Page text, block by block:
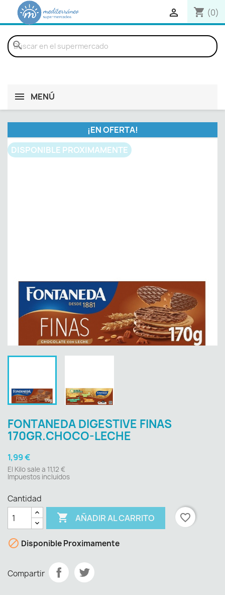
shopping_cart (0)

search
MENÚ
¡EN OFERTA!
DISPONIBLE PROXIMAMENTE
FONTANEDA DIGESTIVE FINAS
170GR.CHOCO-LECHE
1,99 €
El Kilo sale a 11,12 €
Impuestos incluidos
Cantidad
 AÑADIR AL CARRITO favorite_border
 Disponible Proximamente
Compartir